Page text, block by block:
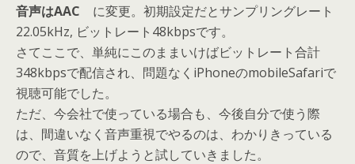
音声はAAC に変更。初期設定だとサンプリングレート
22.05kHz, ビットレート48kbpsです。
さてここで、単純にこのままいけばビットレート合計
348kbpsで配信され、問題なくiPhoneのmobileSafariで
視聴可能でした。
ただ、今会社で使っている場合も、今後自分で使う際
は、間違いなく音声重視でやるのは、わかりきっている
ので、音質を上げようと試していきました。